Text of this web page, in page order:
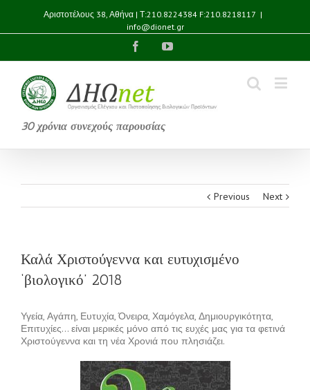
Αριστοτέλους 38, Αθήνα | Τ:210.8224384 F:210.8218117 |
info@dionet.gr
FacebookYouTube
30 χρόνια συνεχούς παρουσίας
Previous Next
Καλά Χριστούγεννα και ευτυχισμένο
‘βιολογικό’ 2018
Υγεία, Αγάπη, Ευτυχία, Όνειρα, Χαμόγελα, Δημιουργικότητα,
Επιτυχίες… είναι μερικές μόνο από τις ευχές μας για τα φετινά
Χριστούγεννα και τη νέα Χρονιά που πλησιάζει.